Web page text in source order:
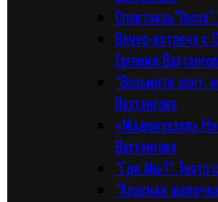
Вечер-встреча с
Евгения
“Возьмите зонт,
Вахтангова
«Мадемуазель
Вахтангова
“Где Мы?”.Театр
“Красная